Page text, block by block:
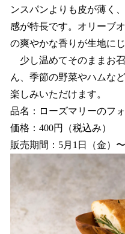
ンスパンよりも皮が薄く
感が特長です。オリーブ
の爽やかな香りが生地に
少し温めてそのままお
ん、季節の野菜やハムな
楽しみいただけます。
品名：ローズマリーのフ
価格：400円（税込み）
販売期間：5月1日（金）〜